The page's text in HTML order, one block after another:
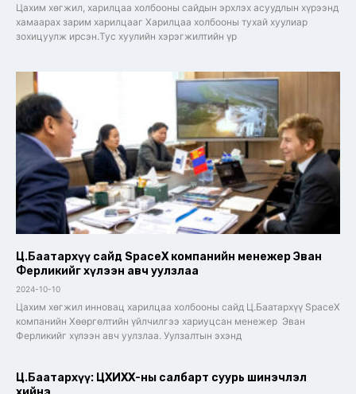
Цахим хөгжил, харилцаа холбооны сайдын эрхлэх асуудлын хүрээнд
хамаарах зарим харилцааг Харилцаа холбооны тухай хуулиар
зохицуулж ирсэн.Тус хуулийн хэрэгжилтийн үр
Ц.Баатархүү сайд SpaceX компанийн менежер Эван
Ферликийг хүлээн авч уулзлаа
2024-10-10
Цахим хөгжил инновац харилцаа холбооны сайд Ц.Баатархүү SpaceX
компанийн Хөөргөлтийн үйлчилгээ хариуцсан менежер Эван
Ферликийг хүлээн авч уулзлаа. Уулзалтын эхэнд
Ц.Баатархүү: ЦХИХХ-ны салбарт суурь шинэчлэл